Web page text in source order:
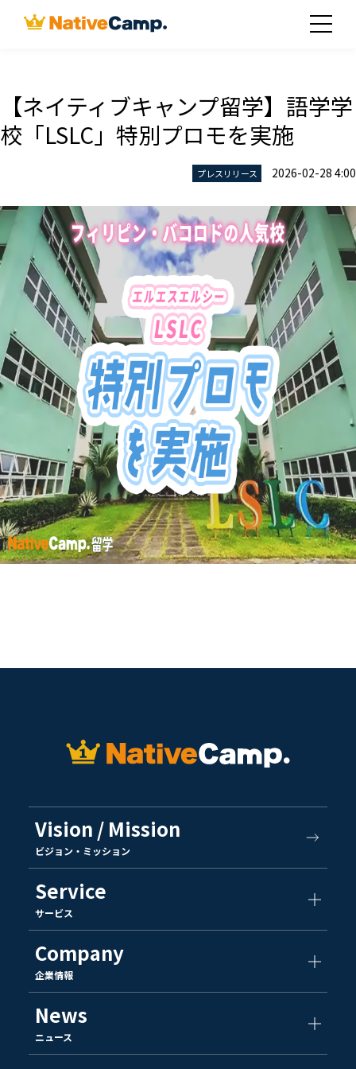
【ネイティブキャンプ留学】語学学
校「LSLC」特別プロモを実施
プレスリリース 2026-02-28 4:00
Vision / Mission
ビジョン・ミッション
Service
サービス
Company
企業情報
News
ニュース